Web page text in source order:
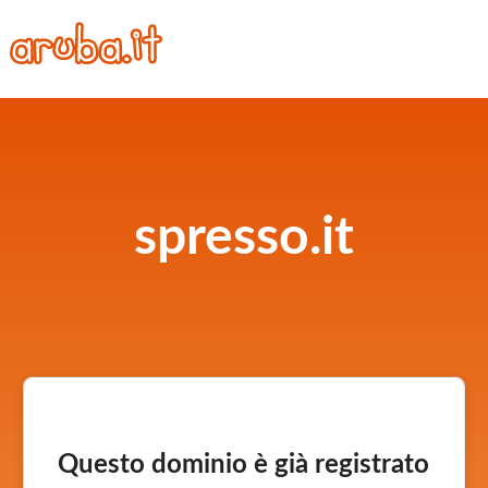
spresso.it
Questo dominio è già registrato